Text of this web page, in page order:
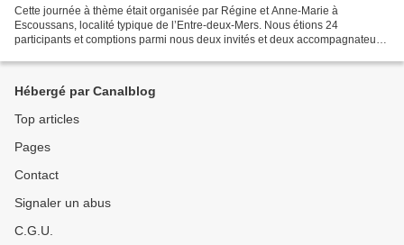
Cette journée à thème était organisée par Régine et Anne-Marie à
Escoussans, localité typique de l’Entre-deux-Mers. Nous étions 24
participants et comptions parmi nous deux invités et deux accompagnateurs
Hébergé par Canalblog
Top articles
Pages
Contact
Signaler un abus
C.G.U.